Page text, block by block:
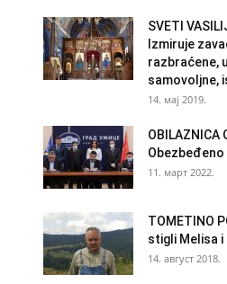
SVETI
Izmiruje
razbraćene,
samovoljne,
14. мај 2019.
OBILAZNICA
Obezbeđeno
11. март 2022.
TOMETINO
stigli Melisa
14. август 2018.